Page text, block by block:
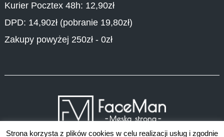
Kurier Pocztex 48h: 12,90zł
DPD: 14,90zł (pobranie 19,80zł)
Zakupy powyżej 250zł - 0zł
Strona korzysta z plików cookies w celu realizacji usług i zgodnie